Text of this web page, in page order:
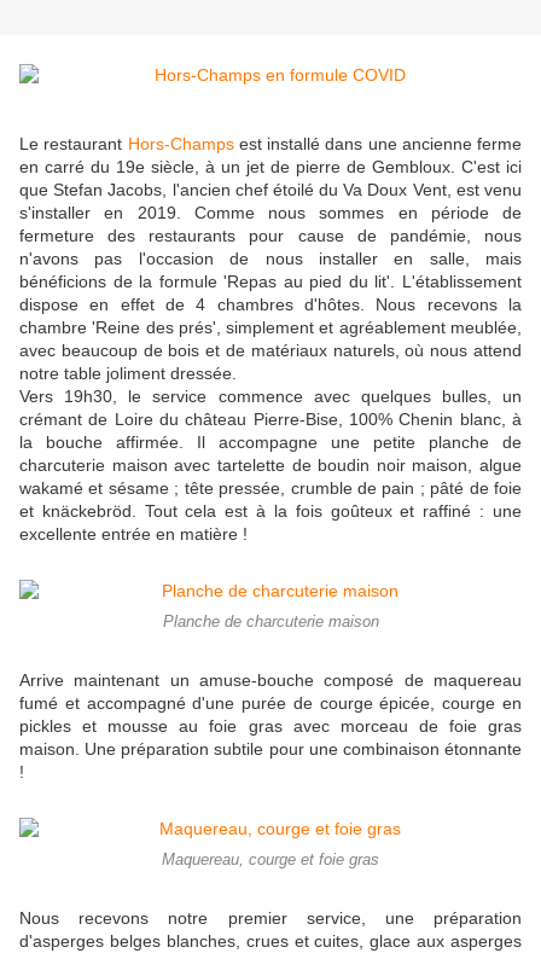
Le restaurant Hors-Champsest installé dans une ancienne ferme
en carré du 19e siècle, à un jet de pierre de Gembloux. C'est ici
que Stefan Jacobs, l'ancien chef étoilé du Va Doux Vent, est venu
s'installer en 2019. Comme nous sommes en période de
fermeture des restaurants pour cause de pandémie, nous
n'avons pas l'occasion de nous installer en salle, mais
bénéficions de la formule 'Repas au pied du lit'. L'établissement
dispose en effet de 4 chambres d'hôtes. Nous recevons la
chambre 'Reine des prés', simplement et agréablement meublée,
avec beaucoup de bois et de matériaux naturels, où nous attend
notre table joliment dressée.
Vers 19h30, le service commence avec quelques bulles, un
crémant de Loire du château Pierre-Bise, 100% Chenin blanc, à
la bouche affirmée. Il accompagne une petite planche de
charcuterie maison avec tartelette de boudin noir maison, algue
wakamé et sésame ; tête pressée, crumble de pain ; pâté de foie
et knäckebröd. Tout cela est à la fois goûteux et raffiné : une
excellente entrée en matière !
Planche de charcuterie maison
Arrive maintenant un amuse-bouche composé de maquereau
fumé et accompagné d'une purée de courge épicée, courge en
pickles et mousse au foie gras avec morceau de foie gras
maison. Une préparation subtile pour une combinaison étonnante
!
Maquereau, courge et foie gras
Nous recevons notre premier service, une préparation
d'asperges belges blanches, crues et cuites, glace aux asperges